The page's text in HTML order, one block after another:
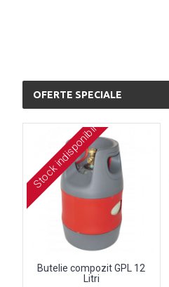
OFERTE SPECIALE
Stock indisponibil
Butelie compozit GPL 12
Litri